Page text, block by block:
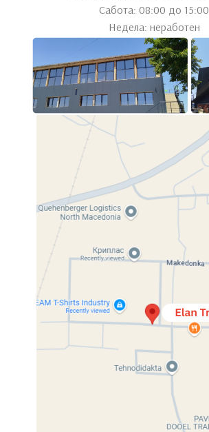
Сабота: 08:00 до 15:00
Недела: неработен